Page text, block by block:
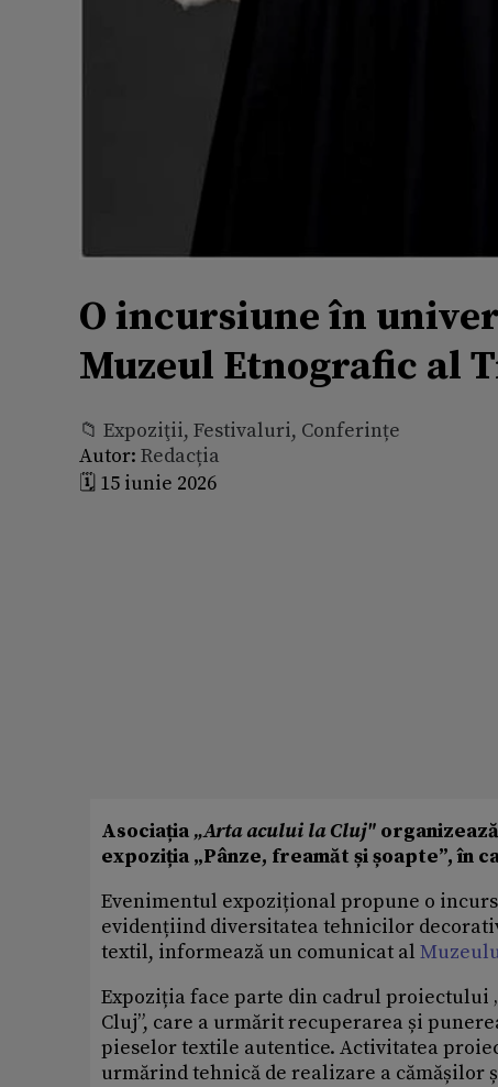
O incursiune în
Muzeul Etnografic al
📁 Expoziţii, Festivaluri, Conferințe
Autor: Redacția
🗓️ 15 iunie 2026
Asociația „Arta acului la Cluj"
expoziția „Pânze, freamăt și șoapte”, în
Evenimentul expozițional propune o
evidențiind diversitatea tehnicilor
textil, informează un comunicat al
Expoziția face parte din cadrul proiectului
Cluj”, care a urmărit recuperarea și
pieselor textile autentice. Activitatea
urmărind tehnică de realizare a cămășilor